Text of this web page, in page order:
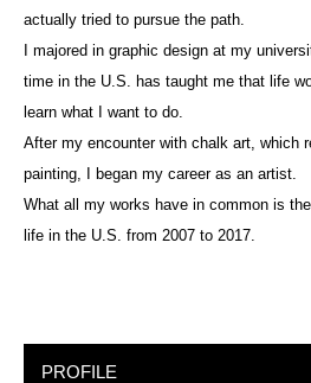
actually tried to pursue the path.
I majored in graphic design at my
time in the U.S. has taught me that life
learn what I want to do.
After my encounter with chalk art, which
painting, I began my career as an artist.
What all my works have in common is
life in the U.S. from 2007 to 2017.
PROFILE